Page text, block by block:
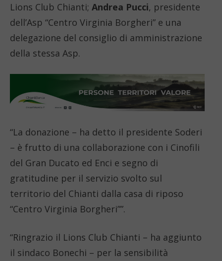
Lions Club Chianti; Andrea Pucci, presidente
dell’Asp “Centro Virginia Borgheri” e una
delegazione del consiglio di amministrazione
della stessa Asp.
“La donazione – ha detto il presidente Soderi
– è frutto di una collaborazione con i Cinofili
del Gran Ducato ed Enci e segno di
gratitudine per il servizio svolto sul
territorio del Chianti dalla casa di riposo
“Centro Virginia Borgheri””.
“Ringrazio il Lions Club Chianti – ha aggiunto
il sindaco Bonechi – per la sensibilità